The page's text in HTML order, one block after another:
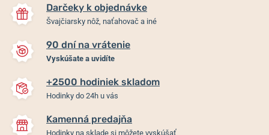
Vostok Europe Anchar
Submarine Chrono Line
Darčeky k objednávke
Švajčiarsky nôž, naťahovač a iné
90 dní na vrátenie
Vyskúšate a uvidíte
+2500 hodiniek skladom
Hodinky do 24h u vás
Kamenná predajňa
Hodinky na sklade si môžete vyskúšať